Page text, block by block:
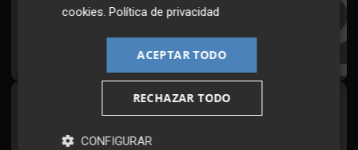
Todos los días a primera hora en tu email
Síguenos en redes
Plaza Podcast, desde cualquier medio
cookies.Política de privacidad
ACEPTAR TODO
RECHAZAR TODO
CONFIGURAR